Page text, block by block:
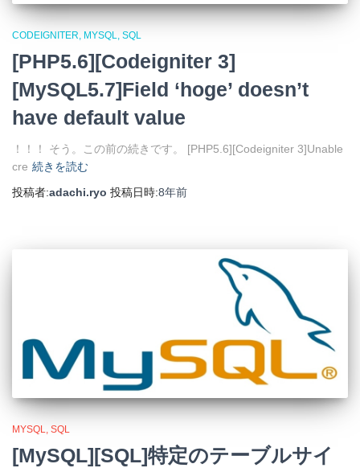
CODEIGNITER MYSQL SQL
[PHP5.6][Codeigniter 3]
[MySQL5.7]Field ‘hoge’ doesn’t
have default value
！！！ そう。この前の続きです。 [PHP5.6][Codeigniter 3]Unable
cre 続きを読む
投稿者:adachi.ryo 投稿日時:8年前
MYSQL SQL
[MySQL][SQL]特定のテーブルサイ